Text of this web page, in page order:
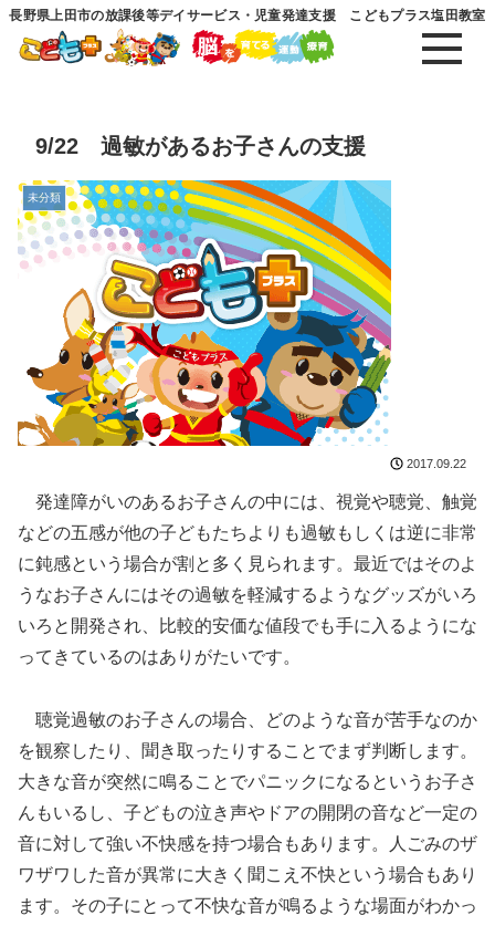
長野県上田市の放課後等デイサービス・児童発達支援 こどもプラス塩田教室
9/22 過敏があるお子さんの支援
未分類
2017.09.22
発達障がいのあるお子さんの中には、視覚や聴覚、触覚
などの五感が他の子どもたちよりも過敏もしくは逆に非常
に鈍感という場合が割と多く見られます。最近ではそのよ
うなお子さんにはその過敏を軽減するようなグッズがいろ
いろと開発され、比較的安価な値段でも手に入るようにな
ってきているのはありがたいです。
聴覚過敏のお子さんの場合、どのような音が苦手なのか
を観察したり、聞き取ったりすることでまず判断します。
大きな音が突然に鳴ることでパニックになるというお子さ
んもいるし、子どもの泣き声やドアの開閉の音など一定の
音に対して強い不快感を持つ場合もあります。人ごみのザ
ワザワした音が異常に大きく聞こえ不快という場合もあり
ます。その子にとって不快な音が鳴るような場面がわかっ